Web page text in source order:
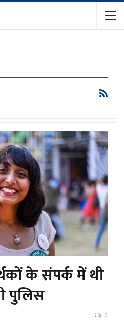
के संपर्क में थी
पुलिस
0